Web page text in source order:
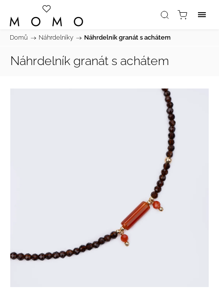
Domů / Náhrdelníky / Náhrdelník granát s achátem
Náhrdelník granát s achátem